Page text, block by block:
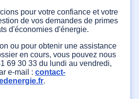
pour votre confiance et votre
de vos demandes de primes
d'économies d'énergie.
ou pour obtenir une assistance
en cours, vous pouvez nous
69 30 33 du lundi au vendredi,
e-mail : contact-
.